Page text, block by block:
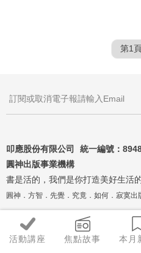
活動講座 焦點故事 本月
叩應股份有限公司 統一編號：
圓神出版事業機構
書是活的，我們是你打造美好生活
圓神．方智．先覺．究竟．如何．寂寞出